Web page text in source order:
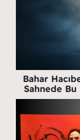
Bahar
Sahnede Bu